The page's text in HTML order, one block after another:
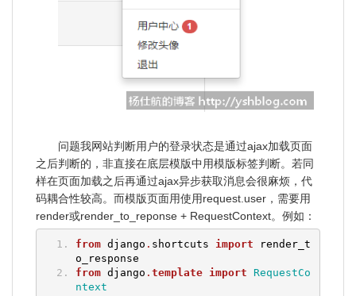
问题我网站判断用户的登录状态是通过ajax加载页面
之后判断的，非直接在底层模版中用模版标签判断。若同
样在页面加载之后再通过ajax异步获取消息会很麻烦，代
码耦合性较高。而模版页面用使用request.user，需要用
render或render_to_reponse + RequestContext。例如：
from django . shortcuts import render_t
o_response
from django . template import
RequestCo
ntext